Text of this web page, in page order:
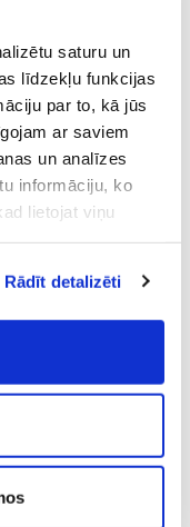
saturu un
līdzekļu funkcijas
par to, kā jūs
ar saviem
un analīzes
informāciju, ko
lietojat viņu
Rādīt detalizēti
9.99 €
B КОРЗИНУ
B КОРЗИНУ